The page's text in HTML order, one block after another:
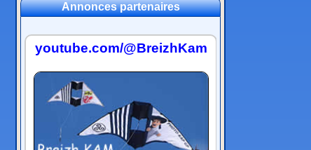
Annonces partenaires
youtube.com/@BreizhKam